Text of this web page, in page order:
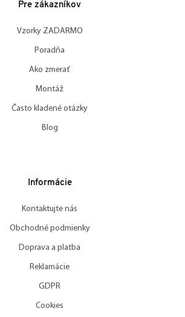
Pre zákazníkov
Vzorky ZADARMO
Poradňa
Ako zmerať
Montáž
Často kladené otázky
Blog
Informácie
Kontaktujte nás
Obchodné podmienky
Doprava a platba
Reklamácie
GDPR
Cookies